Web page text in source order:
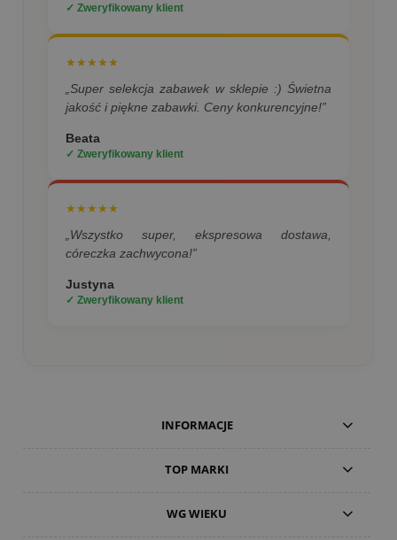
✓ Zweryfikowany klient
★★★★★
„Super selekcja zabawek w sklepie :) Świetna
jakość i piękne zabawki. Ceny konkurencyjne!”
Beata
✓ Zweryfikowany klient
★★★★★
„Wszystko super, ekspresowa dostawa,
córeczka zachwycona!”
Justyna
✓ Zweryfikowany klient
INFORMACJE
TOP MARKI
WG WIEKU